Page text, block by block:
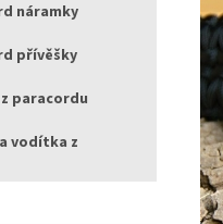
náramky
přívěšky
paracordu
vodítka z